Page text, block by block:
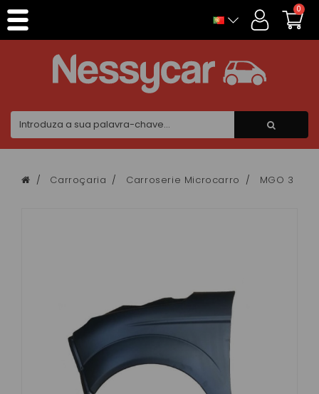
0
Carroçaria Carroserie Microcarro MGO 3
Painel de Gerenciamento de Cookies